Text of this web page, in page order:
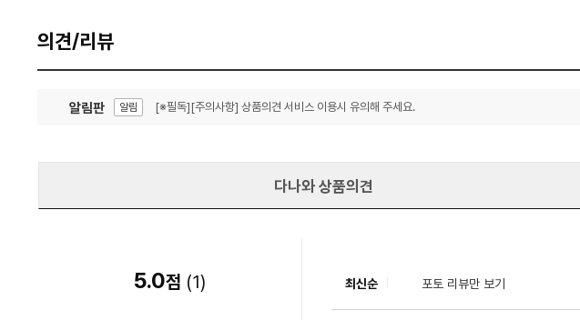
의견/리뷰
알림판 알림 [※필독][주의사항] 상품의견 서비스 이용시 유의해 주세요.
다나와 상품의견
5.0점 (1) 최신순 포토 리뷰만 보기